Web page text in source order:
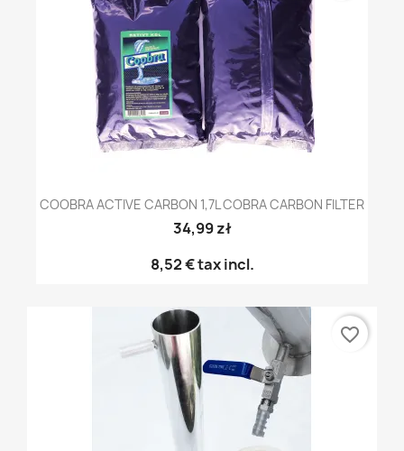
COOBRA ACTIVE CARBON 1,7L COBRA CARBON FILTER
34,99 zł
8,52 €tax incl.
favorite_border